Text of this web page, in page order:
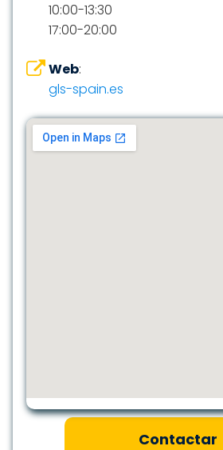
10:00-13:30
17:00-20:00
Web:
gls-spain.es
Contactar